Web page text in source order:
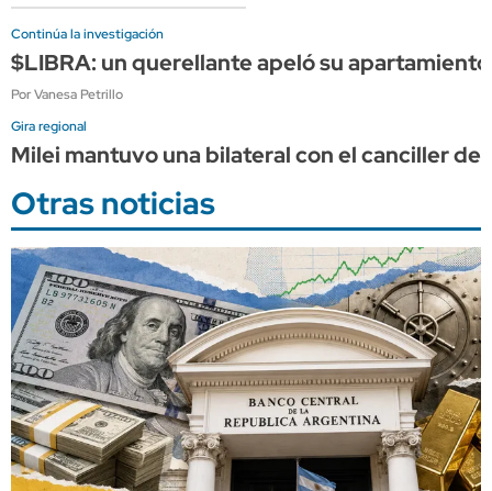
Continúa la investigación
$LIBRA: un querellante apeló su
Por Vanesa Petrillo
Gira regional
Milei mantuvo una bilateral con el canciller de
Otras noticias